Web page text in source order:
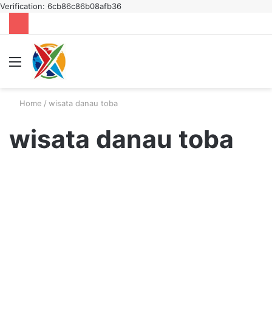
Verification: 6cb86c86b08afb36
Menu
Home / wisata danau toba
wisata danau toba